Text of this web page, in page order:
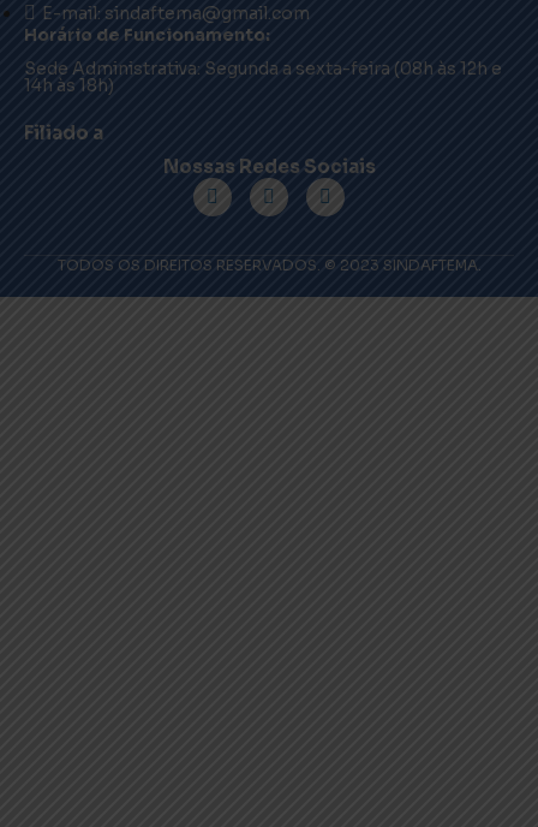
E-mail: sindaftema@gmail.com
Horário de Funcionamento:
Sede Administrativa: Segunda a sexta-feira (08h às 12h e
14h às 18h)
Filiado a
Nossas Redes Sociais
TODOS OS DIREITOS RESERVADOS. © 2023 SINDAFTEMA.